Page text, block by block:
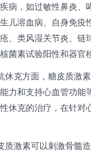
病，如过敏性鼻炎、
儿溶血病、自身免
、类风湿关节炎、
菌素试验阳性和器官
休克方面，糖皮质激
力和支持心血管功
休克的治疗，在针
质激素可以刺激骨髓